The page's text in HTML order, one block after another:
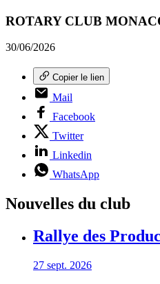
ROTARY CLUB
30/06/2026
Copier le lien
Mail
Facebook
Twitter
Linkedin
WhatsApp
Nouvelles du club
Rallye des
27 sept. 2026